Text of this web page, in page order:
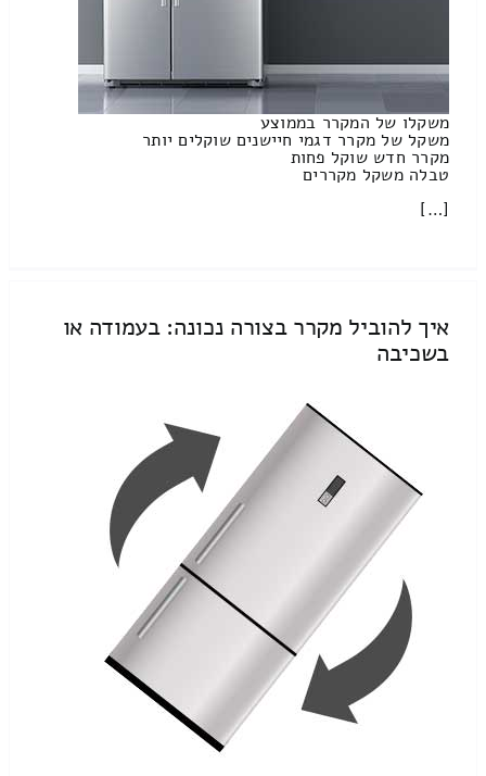
משקלו של המקרר בממוצע
משקל של מקרר דגמי חיישנים שוקלים יותר
מקרר חדש שוקל פחות
טבלה משקל מקררים
[…]
איך להוביל מקרר בצורה נכונה: בעמודה או
בשכיבה